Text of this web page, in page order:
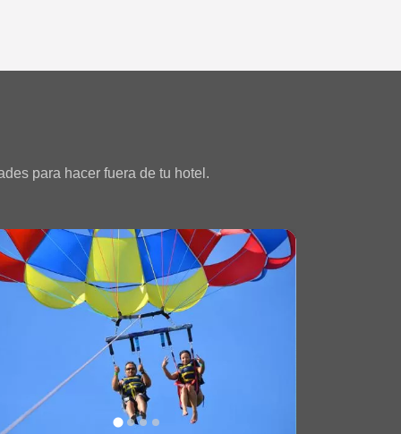
para hacer fuera de tu hotel.